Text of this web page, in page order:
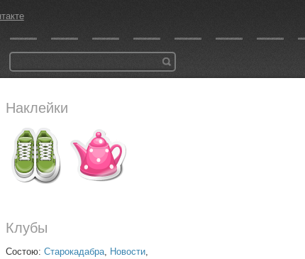
Наклейки
Клубы
Состою: Старокадабра, Новости,